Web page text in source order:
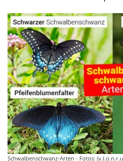
Schwalbenschwanz-Arten - Fotos: